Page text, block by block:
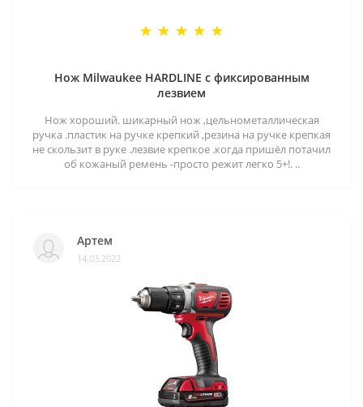
Нож Milwaukee HARDLINE с фиксированным
лезвием
Нож хороший. шикарный нож ,цельнометаллическая
ручка .пластик на ручке крепкий ,резина на ручке крепкая
не скользит в руке .лезвие крепкое .когда пришёл потачил
об кожаный ремень -просто режит легко 5+!. ..
Артем
14.03.2022